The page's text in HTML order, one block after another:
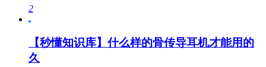
2
【秒懂知识库】什么样的骨传导耳机才能用的
久